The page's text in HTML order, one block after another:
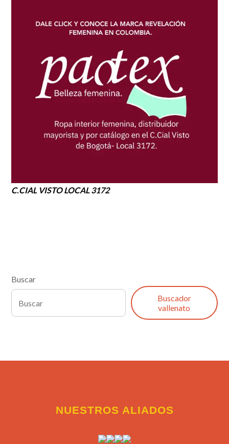
C.CIAL VISTO LOCAL 3172
Buscar
Buscador
vallenato
NUESTROS ALIADOS